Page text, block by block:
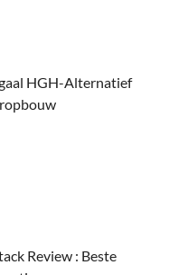
HGH-Alternatief
Review : Beste